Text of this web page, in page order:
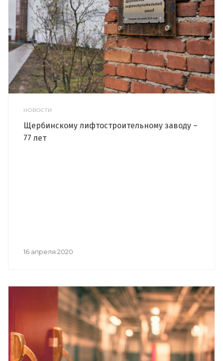
НОВОСТИ
Щербинскому лифтостроительному заводу –
77 лет
16 апреля 2020